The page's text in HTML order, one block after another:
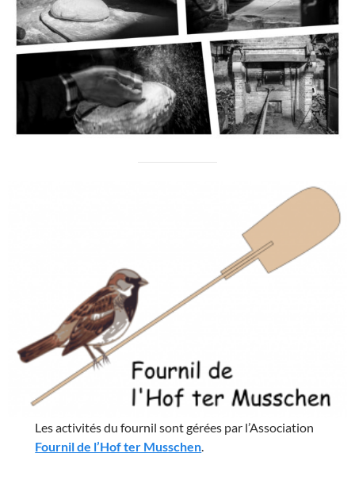
Les activités du fournil sont gérées par l’Association
Fournil de l’Hof ter Musschen.